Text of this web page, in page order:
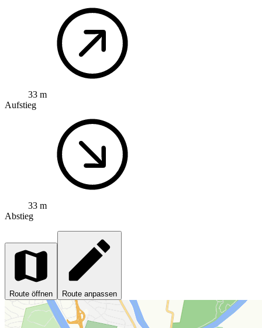
33 m
Aufstieg
33 m
Abstieg
Route öffnen Route anpassen